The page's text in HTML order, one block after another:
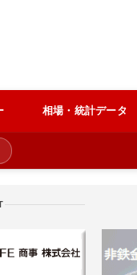
相場・統計データ